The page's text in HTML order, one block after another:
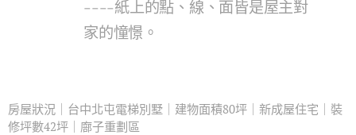
----紙上的點、線、面皆是屋主對
家的憧憬。
房屋狀況｜台中北屯電梯別墅｜建物面積80坪｜新成屋住宅｜裝
修坪數42坪｜廍子重劃區